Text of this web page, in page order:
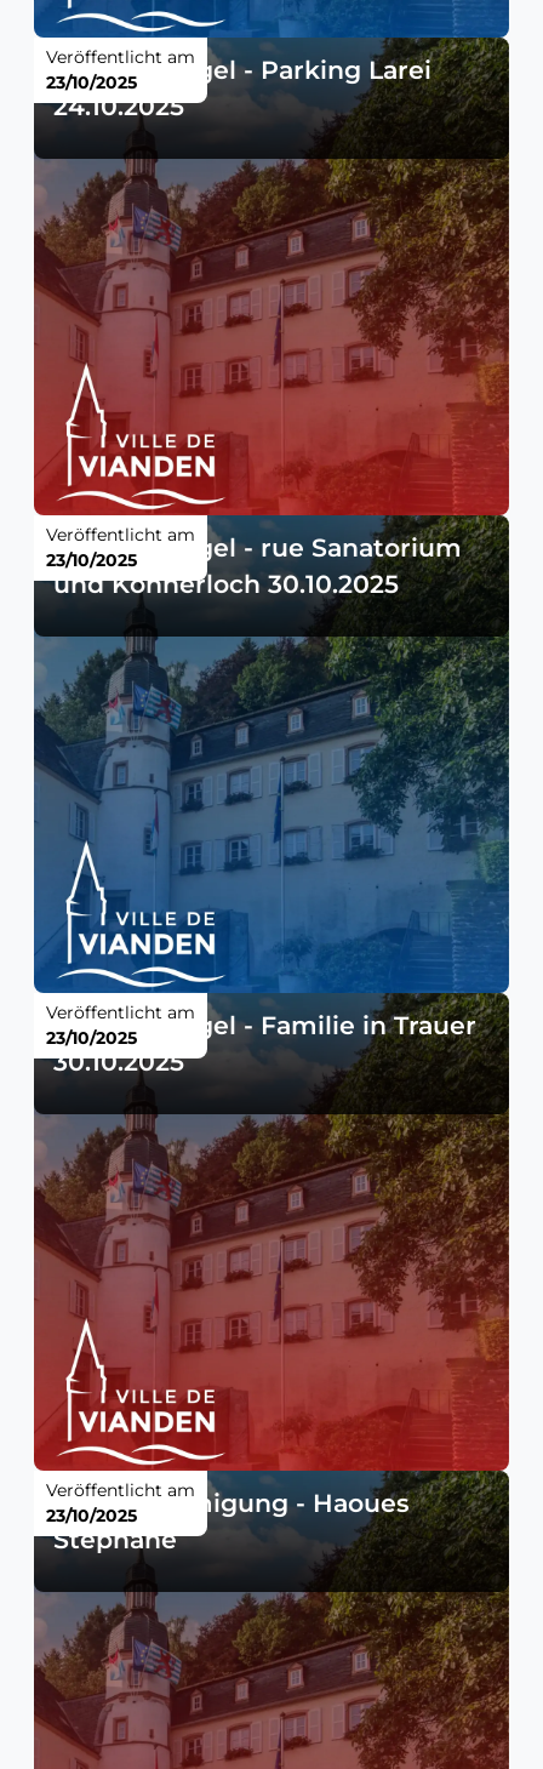
Verkehrsregel - Parking Larei
24.10.2025
Veröffentlicht am
23/10/2025
Verkehrsregel - rue Sanatorium
und Kohnerloch 30.10.2025
Veröffentlicht am
23/10/2025
Verkehrsregel - Familie in Trauer
30.10.2025
Veröffentlicht am
23/10/2025
Baugenehmigung - Haoues
Stéphane
Veröffentlicht am
23/10/2025